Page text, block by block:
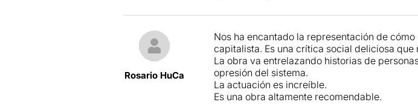
Rosario HuCa
Nos ha encantado la representación de
capitalista. Es una crítica social deliciosa
La obra va entrelazando historias de
opresión del sistema.
La actuación es increíble.
Es una obra altamente recomendable.